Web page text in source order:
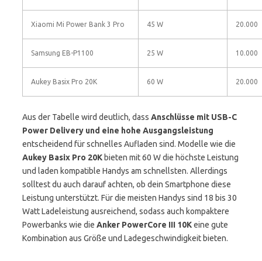
Xiaomi Mi Power Bank 3 Pro 45 W 20.000
Samsung EB-P1100 25 W 10.000
Aukey Basix Pro 20K 60 W 20.000
Aus der Tabelle wird deutlich, dass Anschlüsse mit USB-C
Power Delivery und eine hohe Ausgangsleistung
entscheidend für schnelles Aufladen sind. Modelle wie die
Aukey Basix Pro 20K bieten mit 60 W die höchste Leistung
und laden kompatible Handys am schnellsten. Allerdings
solltest du auch darauf achten, ob dein Smartphone diese
Leistung unterstützt. Für die meisten Handys sind 18 bis 30
Watt Ladeleistung ausreichend, sodass auch kompaktere
Powerbanks wie die Anker PowerCore III 10Keine gute
Kombination aus Größe und Ladegeschwindigkeit bieten.